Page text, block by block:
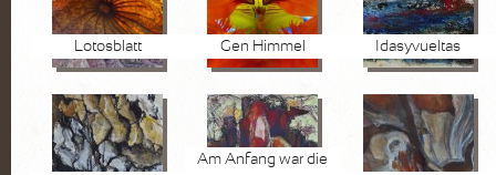
Lotosblatt Gen Himmel Idasyvueltas
Am Anfang war die